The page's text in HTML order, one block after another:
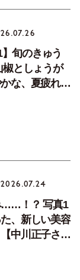
】旬のきゅう
椒としょうが
な、夏疲れを
2026.07.24
……！？ 写真1
、新しい美容
中川正子さん